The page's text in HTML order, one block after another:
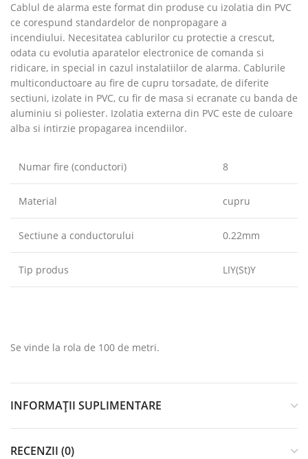
Cablul de alarma este format din produse cu izolatia din PVC
ce corespund standardelor de nonpropagare a
incendiului. Necesitatea cablurilor cu protectie a crescut,
odata cu evolutia aparatelor electronice de comanda si
ridicare, in special in cazul instalatiilor de alarma. Cablurile
multiconductoare au fire de cupru torsadate, de diferite
sectiuni, izolate in PVC, cu fir de masa si ecranate cu banda de
aluminiu si poliester. Izolatia externa din PVC este de culoare
alba si intirzie propagarea incendiilor.
Numar fire (conductori) 8
Material cupru
Sectiune a conductorului 0.22mm
Tip produs LIY(St)Y
Se vinde la rola de 100 de metri.
INFORMAȚII SUPLIMENTARE
RECENZII (0)